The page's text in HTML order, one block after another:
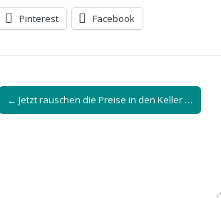
Pinterest Facebook
navigation
← Jetzt rauschen die Preise in den Keller …